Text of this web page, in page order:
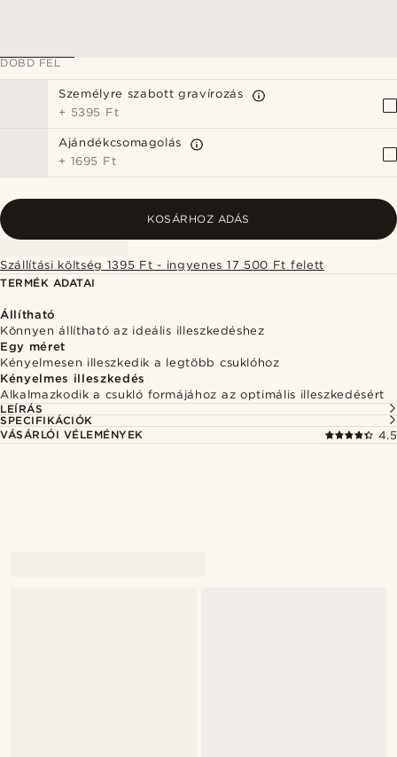
DOBD FEL
Személyre szabott gravírozás
+ 5395 Ft
Ajándékcsomagolás
+ 1695 Ft
KOSÁRHOZ ADÁS
Szállítási költség 1395 Ft - ingyenes 17 500 Ft felett
TERMÉK ADATAI
Állítható
Könnyen állítható az ideális illeszkedéshez
Egy méret
Kényelmesen illeszkedik a legtöbb csuklóhoz
Kényelmes illeszkedés
Alkalmazkodik a csukló formájához az optimális illeszkedésért
LEÍRÁS
SPECIFIKÁCIÓK
VÁSÁRLÓI VÉLEMÉNYEK
4.5